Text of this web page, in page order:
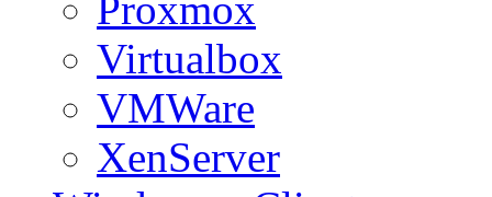
Proxmox
Virtualbox
VMWare
XenServer